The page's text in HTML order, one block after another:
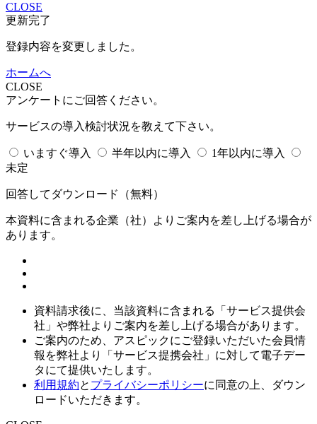
CLOSE
更新完了
登録内容を変更しました。
ホームへ
CLOSE
アンケートにご回答ください。
サービスの導入検討状況を教えて下さい。
いますぐ導入 半年以内に導入
1年以内に導入
未定
回答してダウンロード （無料）
本資料に含まれる企業（社）よりご案内を差し上げる場合が
あります。
資料請求後に、当該資料に含まれる「サービス提供会
社」や弊社よりご案内を差し上げる場合があります。
ご案内のため、アスピックにご登録いただいた会員情
報を弊社より「サービス提携会社」に対して電子デー
タにて提供いたします。
利用規約と プライバシーポリシーに同意の上、ダウン
ロードいただきます。